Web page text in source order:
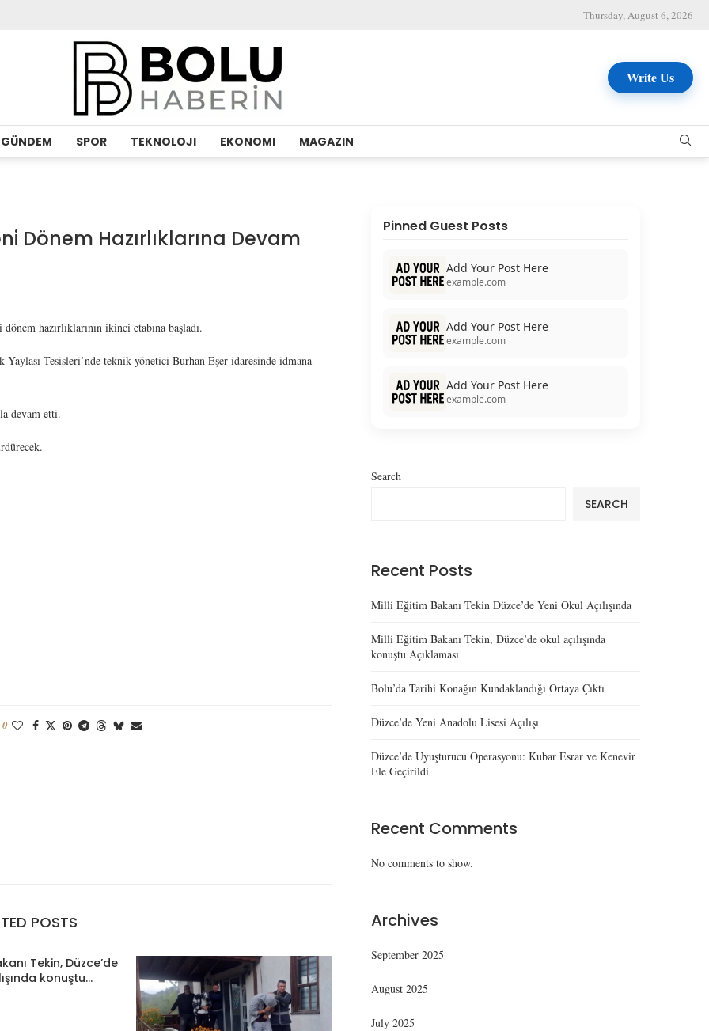
Thursday, August 6, 2026
Write Us
GÜNDEM SPOR TEKNOLOJI EKONOMI MAGAZIN
Dönem Hazırlıklarına Devam
hazırlıklarının ikinci etabına başladı.
Tesisleri’nde teknik yönetici Burhan Eşer idaresinde idmana
devam etti.
0
POSTS
Tekin, Düzce’de
konuştu...
Pinned Guest Posts
Add Your Post Here
example.com
Add Your Post Here
example.com
Add Your Post Here
example.com
Search
SEARCH
Recent Posts
Milli Eğitim Bakanı Tekin Düzce’de Yeni Okul Açılışında
Milli Eğitim Bakanı Tekin, Düzce’de okul açılışında
konuştu Açıklaması
Bolu’da Tarihi Konağın Kundaklandığı Ortaya Çıktı
Düzce’de Yeni Anadolu Lisesi Açılışı
Düzce’de Uyuşturucu Operasyonu: Kubar Esrar ve Kenevir
Ele Geçirildi
Recent Comments
No comments to show.
Archives
September 2025
August 2025
July 2025